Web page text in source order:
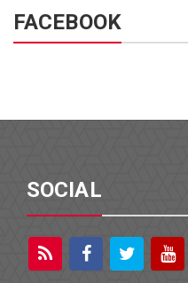
FACEBOOK
SOCIAL